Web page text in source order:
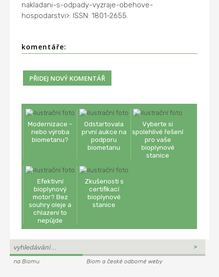
nakladani-s-odpady-vyzraje-obehove-
hospodarstvi>. ISSN: 1801-2655.
komentáře:
Modernizace -
nebo výroba
biometanu?
Odstartovala
první aukce na
podporu
biometanu
Vyberte si
spolehlivé řešení
pro vaše
bioplynové
stanice
Efektivní
bioplynový
motor? Bez
souhry oleje a
chlazení to
nepůjde
Zkušenosti s
certifikací
bioplynové
stanice
na Biomu Biom a české odborné weby